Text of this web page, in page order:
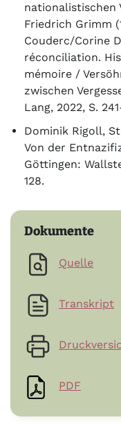
nationalistischen
Friedrich Grimm
Couderc/Corine
réconciliation.
mémoire /
zwischen
Lang, 2022, S.
Dominik Rigoll,
Von der
Göttingen:
128.
Dokumente
Quelle
Transkript
PDF